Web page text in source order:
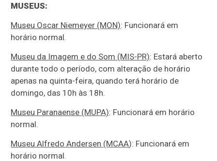
MUSEUS:
Museu Oscar Niemeyer (MON): Funcionará em
horário normal.
Museu da Imagem e do Som (MIS-PR): Estará aberto
durante todo o período, com alteração de horário
apenas na quinta-feira, quando terá horário de
domingo, das 10h às 18h.
Museu Paranaense (MUPA): Funcionará em horário
normal.
Museu Alfredo Andersen (MCAA): Funcionará em
horário normal.